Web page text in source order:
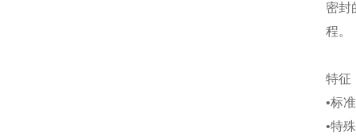
密封
程。
特征
•标
•特